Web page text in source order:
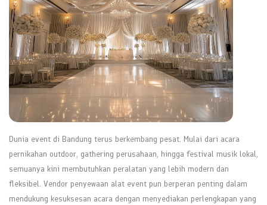
Dunia event di Bandung terus berkembang pesat. Mulai dari acara
pernikahan outdoor, gathering perusahaan, hingga festival musik lokal,
semuanya kini membutuhkan peralatan yang lebih modern dan
fleksibel. Vendor penyewaan alat event pun berperan penting dalam
mendukung kesuksesan acara dengan menyediakan perlengkapan yang